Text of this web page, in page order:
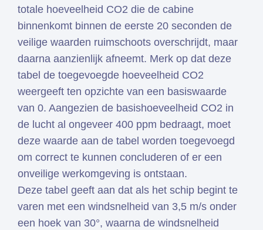
totale hoeveelheid CO2 die de cabine
binnenkomt binnen de eerste 20 seconden de
veilige waarden ruimschoots overschrijdt, maar
daarna aanzienlijk afneemt. Merk op dat deze
tabel de toegevoegde hoeveelheid CO2
weergeeft ten opzichte van een basiswaarde
van 0. Aangezien de basishoeveelheid CO2 in
de lucht al ongeveer 400 ppm bedraagt, moet
deze waarde aan de tabel worden toegevoegd
om correct te kunnen concluderen of er een
onveilige werkomgeving is ontstaan.
Deze tabel geeft aan dat als het schip begint te
varen met een windsnelheid van 3,5 m/s onder
een hoek van 30°, waarna de windsnelheid